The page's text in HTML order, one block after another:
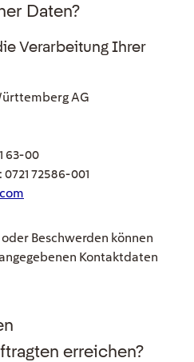
Daten?
Verarbeitung Ihrer
AG
63-00
72586-001
Beschwerden können
Kontaktdaten
erreichen?